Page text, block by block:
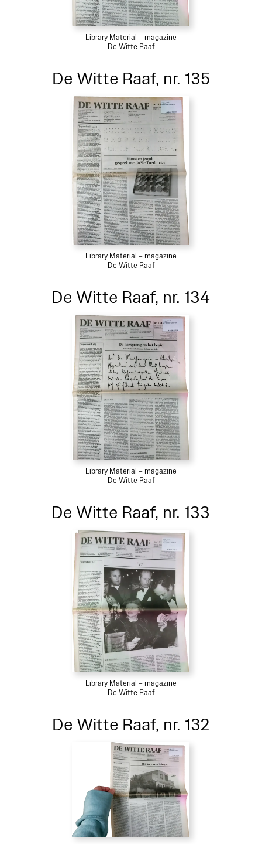
Library Material – magazine
De Witte Raaf
De Witte Raaf, nr. 135
Library Material – magazine
De Witte Raaf
De Witte Raaf, nr. 134
Library Material – magazine
De Witte Raaf
De Witte Raaf, nr. 133
Library Material – magazine
De Witte Raaf
De Witte Raaf, nr. 132